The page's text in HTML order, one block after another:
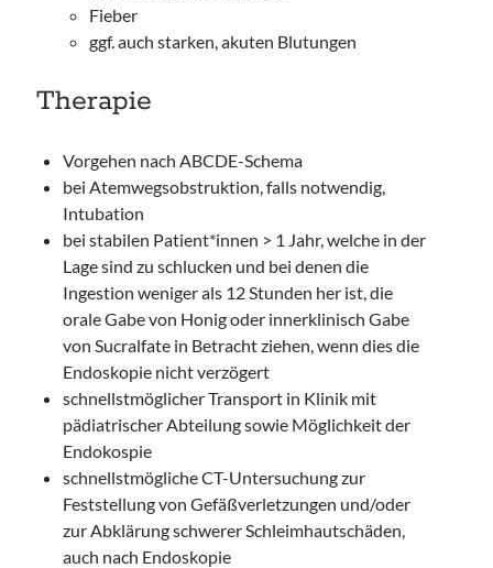
Fieber
ggf. auch starken, akuten Blutungen
Therapie
Vorgehen nach ABCDE-Schema
bei Atemwegsobstruktion, falls notwendig,
Intubation
bei stabilen Patient*innen > 1 Jahr, welche in der
Lage sind zu schlucken und bei denen die
Ingestion weniger als 12 Stunden her ist, die
orale Gabe von Honig oder innerklinisch Gabe
von Sucralfate in Betracht ziehen, wenn dies die
Endoskopie nicht verzögert
schnellstmöglicher Transport in Klinik mit
pädiatrischer Abteilung sowie Möglichkeit der
Endokospie
schnellstmögliche CT-Untersuchung zur
Feststellung von Gefäßverletzungen und/oder
zur Abklärung schwerer Schleimhautschäden,
auch nach Endoskopie